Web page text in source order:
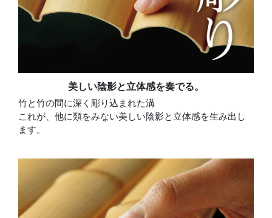
美しい陰影と立体感を奏でる。
竹と竹の間に深く彫り込まれた溝
これが、他に類をみない美しい陰影と立体感を生み出し
ます。